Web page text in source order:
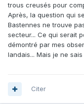
trous creusés pour
Après, la question qui
Bastennes ne trouve
secteur... Ce qui serait
démontré par mes
landais... Mais je ne sais
Citer